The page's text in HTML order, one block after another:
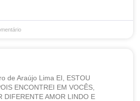
de Araújo Lima EI, ESTOU
ENCONTREI EM VOCÊS,
DIFERENTE AMOR LINDO E